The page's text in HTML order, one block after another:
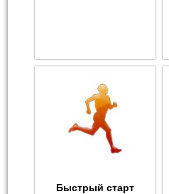
Быстрый старт